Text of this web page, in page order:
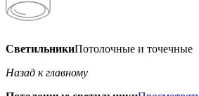
СветильникиПотолочные и точечные
Назад к главному